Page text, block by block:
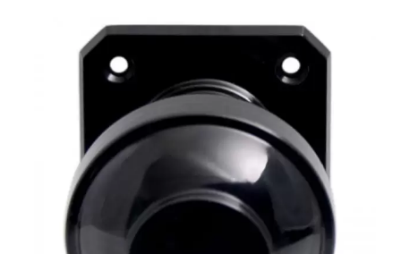
€ 39.90